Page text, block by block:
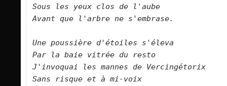
Sous les yeux clos de l'aube
Avant que l'arbre ne s'embrase.
Une poussière d'étoiles s'éleva
Par la baie vitrée du resto
J'invoquai les mannes de Vercingétorix
Sans risque et à mi-voix